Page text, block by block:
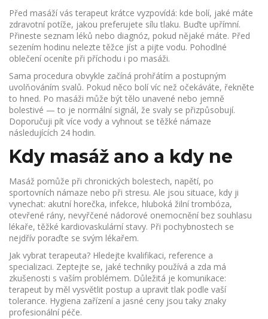
Před masáží vás terapeut krátce vyzpovídá: kde bolí, jaké máte
zdravotní potíže, jakou preferujete sílu tlaku. Buďte upřímní.
Přineste seznam léků nebo diagnóz, pokud nějaké máte. Před
sezením hodinu nelezte těžce jíst a pijte vodu. Pohodlné
oblečení oceníte při příchodu i po masáži.
Sama procedura obvykle začíná prohřátím a postupným
uvolňováním svalů. Pokud něco bolí víc než očekáváte, řekněte
to hned. Po masáži může být tělo unavené nebo jemně
bolestivé — to je normální signál, že svaly se přizpůsobují.
Doporučuji pít více vody a vyhnout se těžké námaze
následujících 24 hodin.
Kdy masáž ano a kdy ne
Masáž pomůže při chronických bolestech, napětí, po
sportovních námaze nebo při stresu. Ale jsou situace, kdy ji
vynechat: akutní horečka, infekce, hluboká žilní trombóza,
otevřené rány, nevyřčené nádorové onemocnění bez souhlasu
lékaře, těžké kardiovaskulární stavy. Při pochybnostech se
nejdřív poraďte se svým lékařem.
Jak vybrat terapeuta? Hledejte kvalifikaci, reference a
specializaci. Zeptejte se, jaké techniky používá a zda má
zkušenosti s vaším problémem. Důležitá je komunikace:
terapeut by měl vysvětlit postup a upravit tlak podle vaší
tolerance. Hygiena zařízení a jasné ceny jsou taky znaky
profesionální péče.